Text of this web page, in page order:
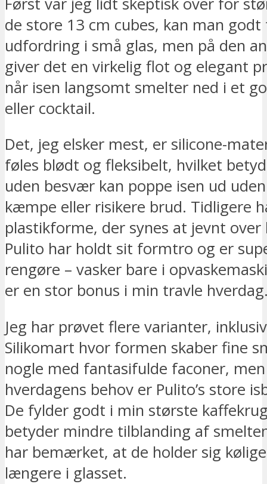
de store 13 cm cubes, kan man godt
udfordring i små glas, men på den
giver det en virkelig flot og elegant
når isen langsomt smelter ned i et
eller cocktail.
Det, jeg elsker mest, er silicone-
føles blødt og fleksibelt, hvilket
uden besvær kan poppe isen ud
kæmpe eller risikere brud. Tidligere
plastikforme, der synes at jevnt
Pulito har holdt sit formtro og er
rengøre – vasker bare i
er en stor bonus i min travle
Jeg har prøvet flere varianter,
Silikomart hvor formen skaber fine
nogle med fantasifulde faconer,
hverdagens behov er Pulito’s store
De fylder godt i min største
betyder mindre tilblanding af
har bemærket, at de holder sig
længere i glasset.